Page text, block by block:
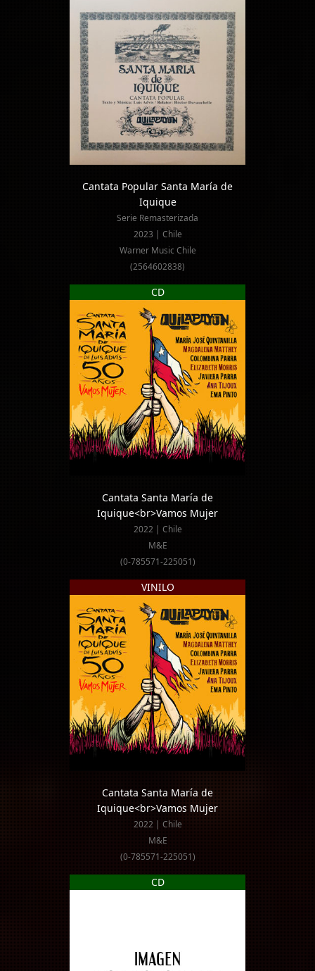
Cantata Popular Santa María de
Iquique
Serie Remasterizada
2023 | Chile
Warner Music Chile
(2564602838)
CD
Cantata Santa María de
Iquique<br>Vamos Mujer
2022 | Chile
M&E
(0-785571-225051)
VINILO
Cantata Santa María de
Iquique<br>Vamos Mujer
2022 | Chile
M&E
(0-785571-225051)
CD